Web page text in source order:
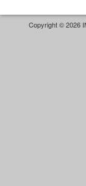
Copyright © 2026